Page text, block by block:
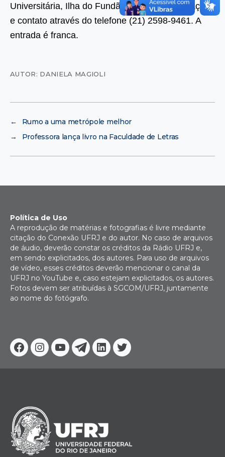
Universitária, Ilha do Fundão. Maiores informações
e contato através do telefone (21) 2598-9461. A
entrada é franca.
AUTOR: DANIELA MAGIOLI
←
Rumo a uma metrópole melhor
→
Professora lança livro na Faculdade de Letras
Facebook
Instagram
YoutubeTelegram
Linkedin
Twitter
Política de Uso
A reprodução de matérias e fotografias é livre mediante
citação do Conexão UFRJ e do autor. No caso de arquivos
de áudio, deverão constar os créditos da Rádio UFRJ e,
em sendo explicitados, dos autores. Para uso de arquivos
de vídeo, esses créditos deverão mencionar o canal da
UFRJ no YouTube e, caso estejam explicitados, os autores.
Fotos devem ser atribuídas à SGCOM/UFRJ, juntamente
ao nome do fotógrafo.